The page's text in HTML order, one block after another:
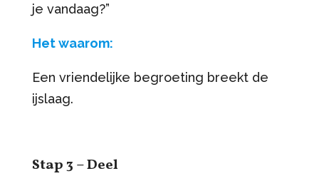
je vandaag?”
Het waarom:
Een vriendelijke begroeting breekt de
ijslaag.
Stap 3 – Deel